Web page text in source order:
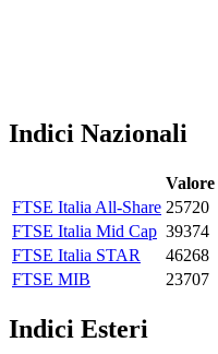
Indici Nazionali
Valore
FTSE Italia All-Share 25720
FTSE Italia Mid Cap 39374
FTSE Italia STAR
46268
FTSE MIB
23707
Indici Esteri